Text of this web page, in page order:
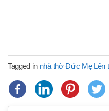
Tagged in nhà thờ Đức Mẹ Lên